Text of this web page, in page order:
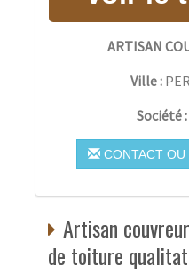
ARTISAN
Ville :
Société :
CONTACT OU
Artisan
de toiture